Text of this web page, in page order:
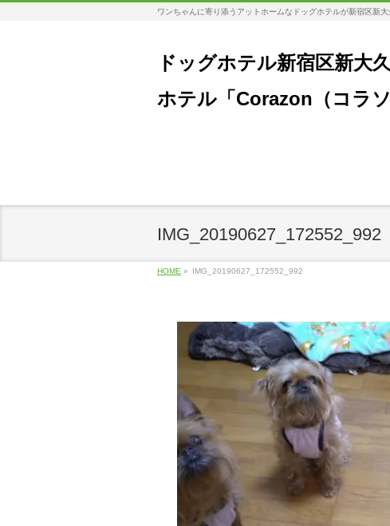
ワンちゃんに寄り添うアットホームなドッグホテルが新宿区新
ドッグホテル新宿区新大
ホテル「Corazon（コラソ
IMG_20190627_172552_992
HOME » IMG_20190627_172552_992